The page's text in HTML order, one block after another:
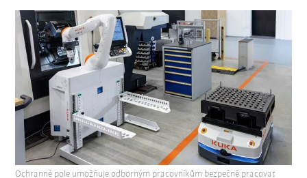
Ochranné pole umožňuje odborným pracovníkům bezpečně pracovat